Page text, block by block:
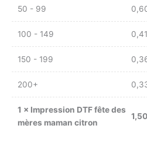
50 - 99
100 - 149 0,41
150 - 199
200+
1 × Impression DTF fête des
mères maman citron
1,50